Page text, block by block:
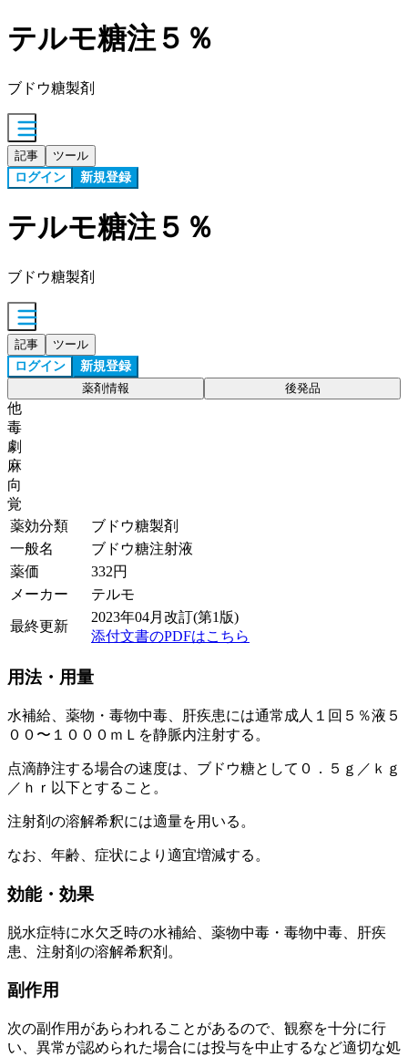
テルモ糖注５％
ブドウ糖製剤
記事 ツール
ログイン 新規登録
テルモ糖注５％
ブドウ糖製剤
記事 ツール
ログイン 新規登録
薬剤情報 後発品
他
毒
劇
麻
向
覚
薬効分類
ブドウ糖製剤
一般名
ブドウ糖注射液
薬価
332円
メーカー
テルモ
最終更新
2023年04月改訂(第1版)
添付文書のPDFはこちら
用法・用量
水補給、薬物・毒物中毒、肝疾患には通常成人１回５％液５
００〜１０００ｍＬを静脈内注射する。
点滴静注する場合の速度は、ブドウ糖として０．５ｇ／ｋｇ
／ｈｒ以下とすること。
注射剤の溶解希釈には適量を用いる。
なお、年齢、症状により適宜増減する。
効能・効果
脱水症特に水欠乏時の水補給、薬物中毒・毒物中毒、肝疾
患、注射剤の溶解希釈剤。
副作用
次の副作用があらわれることがあるので、観察を十分に行
い、異常が認められた場合には投与を中止するなど適切な処